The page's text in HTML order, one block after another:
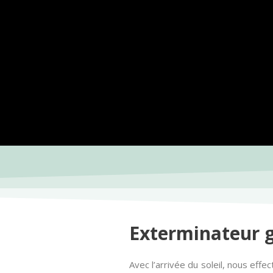
Exterminateur
Avec l’arrivée du soleil, nous